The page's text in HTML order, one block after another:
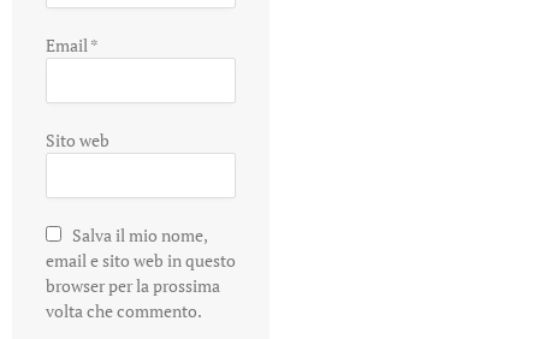
Email*
Sito web
Salva il mio nome,
email e sito web in questo
browser per la prossima
volta che commento.